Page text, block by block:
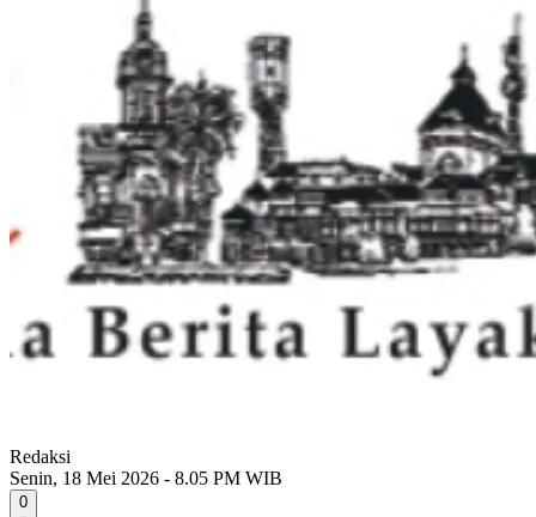
Redaksi
Senin, 18 Mei 2026 - 8.05 PM WIB
0